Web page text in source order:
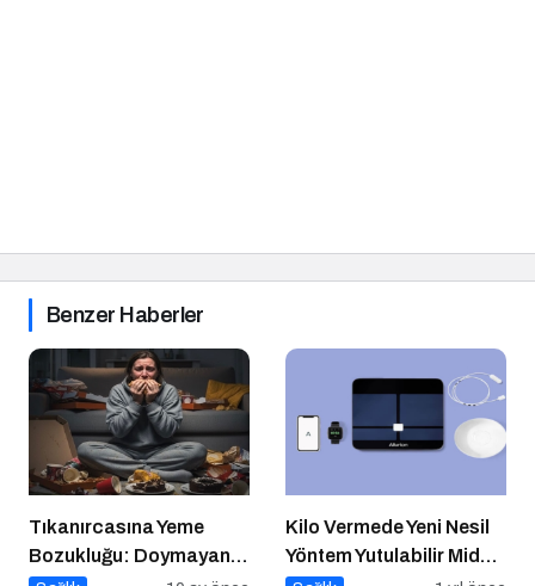
Benzer Haberler
Tıkanırcasına Yeme
Bozukluğu: Doymayan
Kilo Vermede Yeni Nesil
Yöntem Yutulabilir Mide